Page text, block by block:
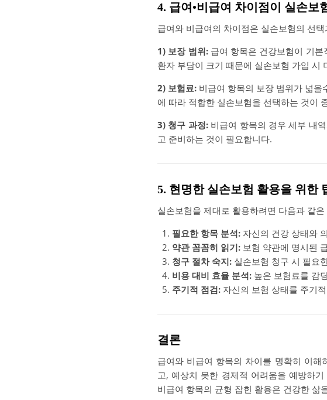
4. 급여•비급여 차이점이 실손보
급여와 비급여의 차이점은 실손보험의 선
1) 보장 범위:급여 항목은 건강보험이 기본
환자 부담이 크기 때문에 실손보험 가입 시
2) 보험료: 비급여 항목의 보장 범위가 넓
에 따라 적합한 실손보험을 선택하는 것이
3) 청구 과정:비급여 항목의 경우 세부 내
고 준비하는 것이 필요합니다.
5. 현명한 실손보험 활용을 위한
실손보험을 제대로 활용하려면 다음과 같
필요한 항목 분석: 자신의 건강 상태와
약관 꼼꼼히 읽기: 보험 약관에 명시된
청구 절차 숙지: 실손보험 청구 시 필요
비용 대비 효율 분석: 높은 보험료를 감
주기적 점검: 자신의 보험 상태를 주기
결론
급여와 비급여 항목의 차이를 명확히 이
고, 예상치 못한 경제적 어려움을 예방하
비급여 항목의 균형 잡힌 활용은 건강한 삶